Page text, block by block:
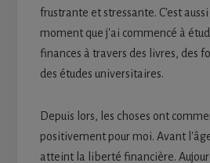
frustrante et stressante. C'est
moment que j'ai commencé à
finances à travers des livres, des
des études universitaires.
Depuis lors, les choses ont
positivement pour moi. Avant
atteint la liberté financière.